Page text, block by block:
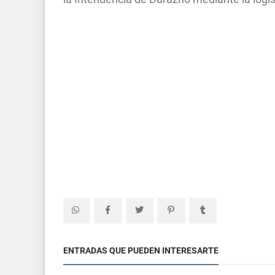
ENTRADAS QUE PUEDEN INTERESARTE